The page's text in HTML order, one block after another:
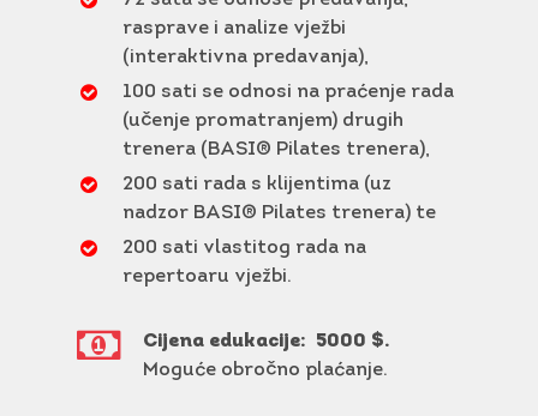
rasprave i analize vježbi
(interaktivna predavanja),
100 sati se odnosi na praćenje rada
(učenje promatranjem) drugih
trenera (BASI® Pilates trenera),
200 sati rada s klijentima (uz
nadzor BASI® Pilates trenera) te
200 sati vlastitog rada na
repertoaru vježbi.
Cijena edukacije:
5000 $.
Moguće obročno plaćanje.